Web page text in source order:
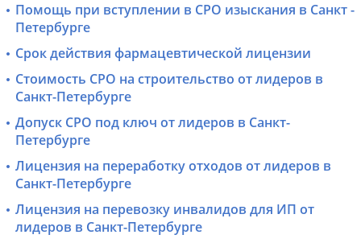
Помощь при вступлении в СРО изыскания в Санкт -
Петербурге
Срок действия фармацевтической лицензии
Стоимость СРО на строительство от лидеров в
Санкт-Петербурге
Допуск СРО под ключ от лидеров в Санкт-
Петербурге
Лицензия на переработку отходов от лидеров в
Санкт-Петербурге
Лицензия на перевозку инвалидов для ИП от
лидеров в Санкт-Петербурге